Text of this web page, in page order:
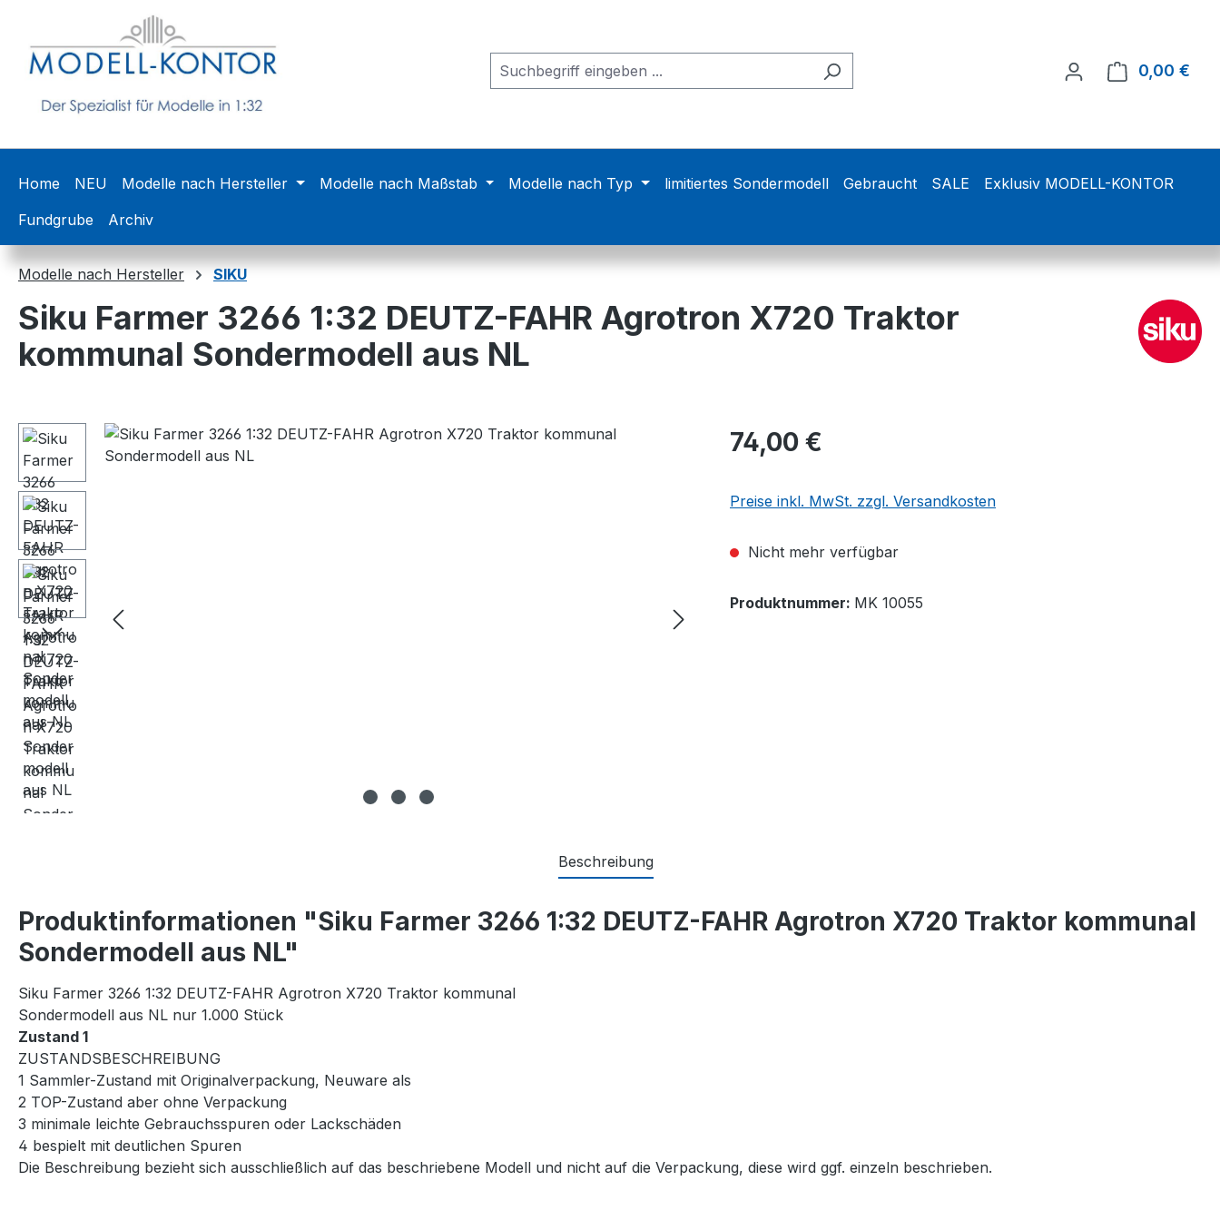
Hauptinhalt springen
Zur Suche springen
Zur Hauptnavigation springen
0,00 €
Home NEU Modelle nach Hersteller Modelle nach Maßstab Modelle nach Typ limitiertes Sondermodell Gebraucht SALE
Exklusiv MODELL-KONTOR
Fundgrube
Archiv
Modelle nach Hersteller SIKU
Siku Farmer 3266 1:32 DEUTZ-FAHR Agrotron X720 Traktor
kommunal Sondermodell aus NL
Bildergalerie überspringen 74,00 €
Preise inkl. MwSt. zzgl. Versandkosten
Nicht mehr verfügbar
Produktnummer: MK 10055
Beschreibung
Produktinformationen "Siku Farmer 3266 1:32 DEUTZ-FAHR Agrotron X720 Traktor kommunal
Sondermodell aus NL"
Siku Farmer 3266 1:32 DEUTZ-FAHR Agrotron X720 Traktor kommunal
Sondermodell aus NL nur 1.000 Stück
Zustand 1
ZUSTANDSBESCHREIBUNG
1 Sammler-Zustand mit Originalverpackung, Neuware als
2 TOP-Zustand aber ohne Verpackung
3 minimale leichte Gebrauchsspuren oder Lackschäden
4 bespielt mit deutlichen Spuren
Die Beschreibung bezieht sich ausschließlich auf das beschriebene Modell und nicht auf die Verpackung, diese wird ggf. einzeln beschrieben.